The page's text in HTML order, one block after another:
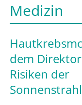
Medizin
dem
Risiken der